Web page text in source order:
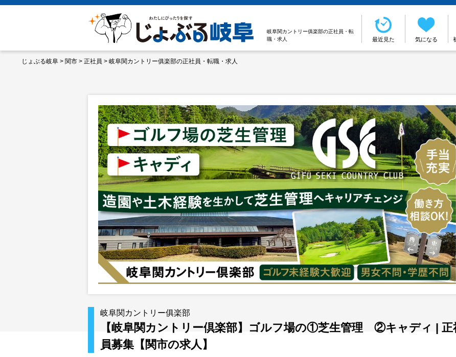
岐阜関カントリー俱楽部の正社員・転
職・求人
最近見た 気になる
じょぶる岐阜 > 関市 > 正社員 > 岐阜関カントリー俱楽部の正社員・転職・求人
岐阜関カントリー俱楽部
【岐阜関カントリー倶楽部】ゴルフ場の①芝生管理 ②キャディ | 正
員募集【関市の求人】